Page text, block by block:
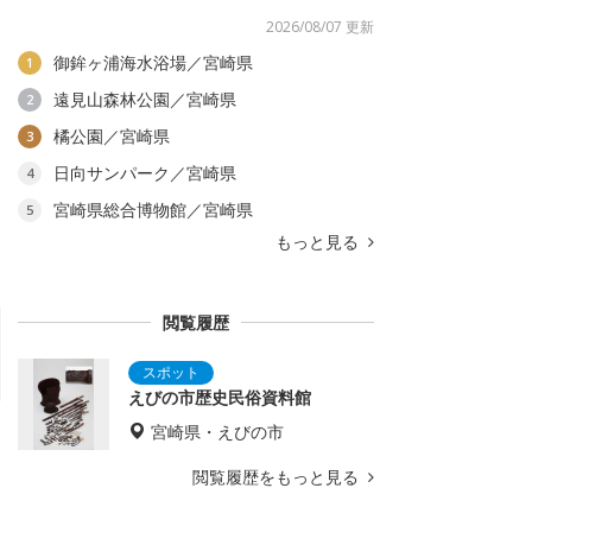
2026/08/07 更新
1 御鉾ヶ浦海水浴場／宮崎県
2 遠見山森林公園／宮崎県
3 橘公園／宮崎県
4 日向サンパーク／宮崎県
5
宮崎県総合博物館／宮崎県
もっと見る
閲覧履歴
えびの市歴史民俗資料館
宮崎県・えびの市
閲覧履歴をもっと見る